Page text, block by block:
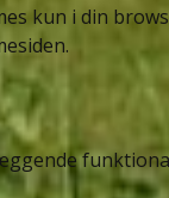
kun i din